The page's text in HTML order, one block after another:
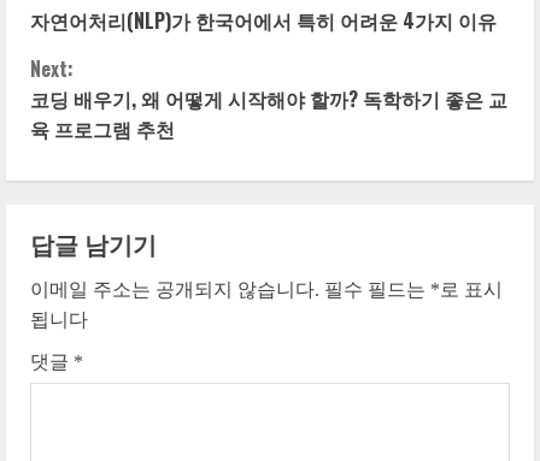
o
n
n
u
e
자연어처리(NLP)가 한국어에서 특히 어려운 4가지 이유
Next:
코딩 배우기, 왜 어떻게 시작해야 할까? 독학하기 좋은 교
육 프로그램 추천
답글 남기기
이메일 주소는 공개되지 않습니다. 필수 필드는 * 로 표시
됩니다
댓글 *